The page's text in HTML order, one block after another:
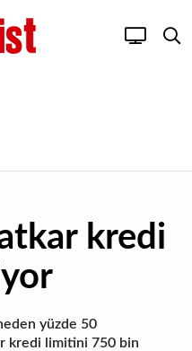
kredi
yüzde 50
kredi limitini 750 bin